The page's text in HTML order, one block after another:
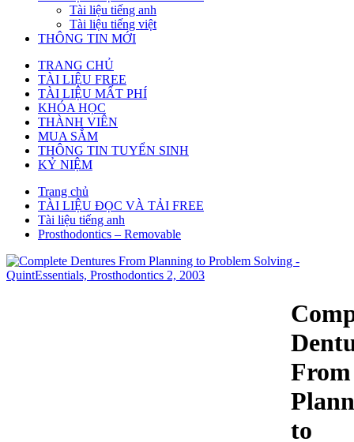
Tài liệu tiếng anh
Tài liệu tiếng việt
THÔNG TIN MỚI
TRANG CHỦ
TÀI LIỆU FREE
TÀI LIỆU MẤT PHÍ
KHÓA HỌC
THÀNH VIÊN
MUA SẮM
THÔNG TIN TUYỂN SINH
KỶ NIỆM
Trang chủ
TÀI LIỆU ĐỌC VÀ TẢI FREE
Tài liệu tiếng anh
Prosthodontics – Removable
From
to